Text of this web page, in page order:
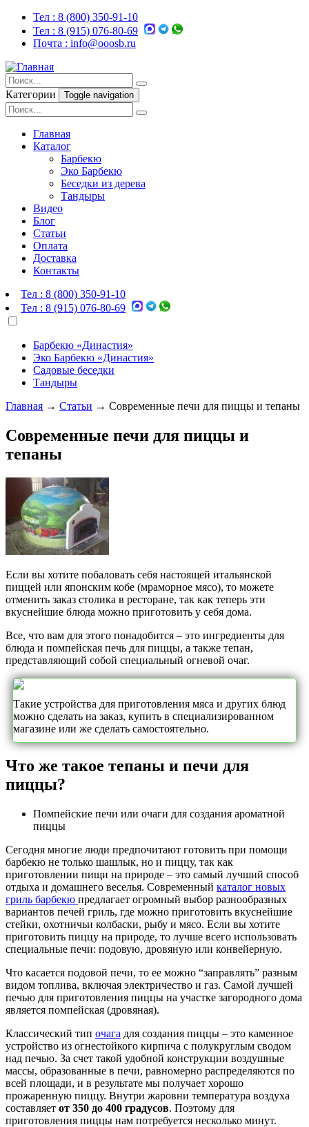
Тел : 8 (800) 350-91-10
Тел : 8 (915) 076-80-69
Почта : info@ooosb.ru
Категории Toggle navigation
Главная
Каталог
Барбекю
Эко Барбекю
Беседки из дерева
Тандыры
Видео
Блог
Статьи
Оплата
Доставка
Контакты
Тел : 8 (800) 350-91-10
Тел : 8 (915) 076-80-69
Барбекю «Династия»
Эко Барбекю «Династия»
Садовые беседки
Тандыры
Главная → Статьи → Современные печи для пиццы и тепаны
Современные печи для пиццы и
тепаны
Если вы хотите побаловать себя настоящей итальянской
пиццей или японским кобе (мраморное мясо), то можете
отменить заказ столика в ресторане, так как теперь эти
вкуснейшие блюда можно приготовить у себя дома.
Все, что вам для этого понадобится – это ингредиенты для
блюда и помпейская печь для пиццы, а также тепан,
представляющий собой специальный огневой очаг.
Такие устройства для приготовления мяса и других блюд
можно сделать на заказ, купить в специализированном
магазине или же сделать самостоятельно.
Что же такое тепаны и печи для
пиццы?
Помпейские печи или очаги для создания ароматной
пиццы
Сегодня многие люди предпочитают готовить при помощи
барбекю не только шашлык, но и пиццу, так как
приготовлении пищи на природе – это самый лучший способ
отдыха и домашнего веселья. Современный каталог новых
гриль барбекю предлагает огромный выбор разнообразных
вариантов печей гриль, где можно приготовить вкуснейшие
стейки, охотничьи колбаски, рыбу и мясо. Если вы хотите
приготовить пиццу на природе, то лучше всего использовать
специальные печи: подовую, дровяную или конвейерную.
Что касается подовой печи, то ее можно “заправлять” разным
видом топлива, включая электричество и газ. Самой лучшей
печью для приготовления пиццы на участке загородного дома
является помпейская (дровяная).
Классический тип очага для создания пиццы – это каменное
устройство из огнестойкого кирпича с полукруглым сводом
над печью. За счет такой удобной конструкции воздушные
массы, образованные в печи, равномерно распределяются по
всей площади, и в результате мы получает хорошо
прожаренную пиццу. Внутри жаровни температура воздуха
составляет от 350 до 400 градусов. Поэтому для
приготовления пиццы нам потребуется несколько минут.